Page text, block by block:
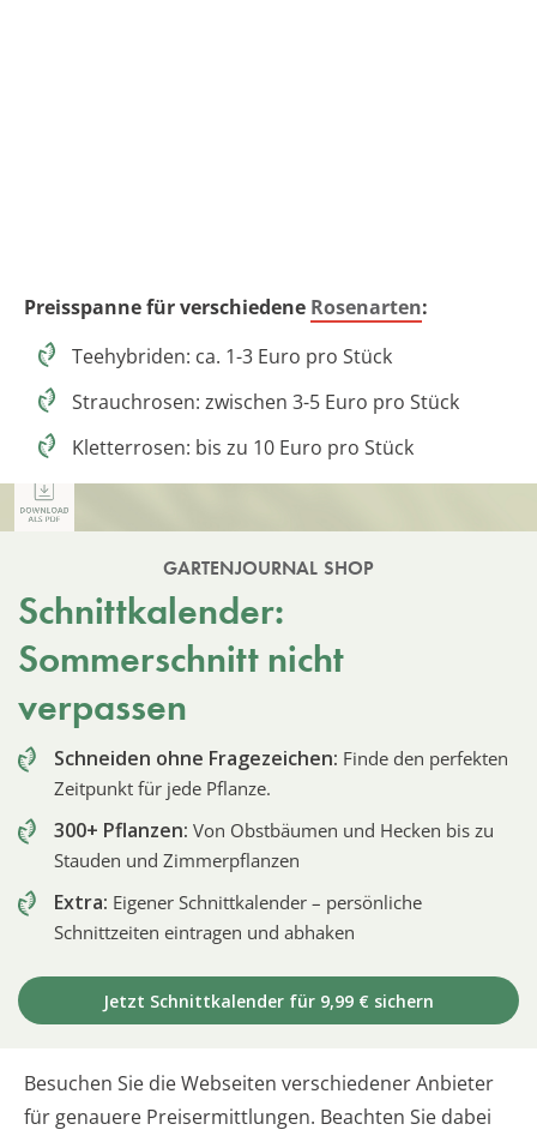
Preisspanne für verschiedene Rosenarten:
Teehybriden: ca. 1-3 Euro pro Stück
Strauchrosen: zwischen 3-5 Euro pro Stück
Kletterrosen: bis zu 10 Euro pro Stück
GARTENJOURNAL SHOP
Schnittkalender:
Sommerschnitt nicht
verpassen
Schneiden ohne Fragezeichen: Finde den perfekten
Zeitpunkt für jede Pflanze.
300+ Pflanzen: Von Obstbäumen und Hecken bis zu
Stauden und Zimmerpflanzen
Extra: Eigener Schnittkalender – persönliche
Schnittzeiten eintragen und abhaken
Jetzt Schnittkalender für 9,99 € sichern
Besuchen Sie die Webseiten verschiedener Anbieter
für genauere Preisermittlungen. Beachten Sie dabei